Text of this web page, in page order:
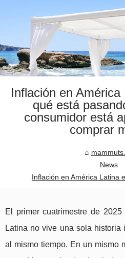
Inflación en América
qué está
consumidor está
comprar
News
Inflación en América Latina
El primer cuatrimestre de
Latina no vive una sola historia
al mismo tiempo. En un mismo